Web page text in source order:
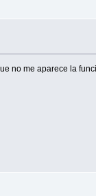
no me aparece la